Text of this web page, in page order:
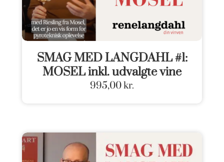
SMAG MED LANGDAHL #1:
MOSEL inkl. udvalgte vine
995,00kr.